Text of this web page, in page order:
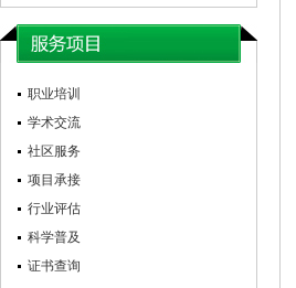
职业培训
学术交流
社区服务
项目承接
行业评估
科学普及
证书查询